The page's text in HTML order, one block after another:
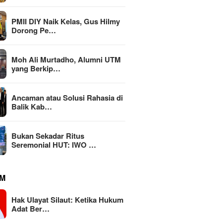
atau Solusi
di Balik Kabinet
MBG Dinilai Jadi Penggerak
PMII DIY Naik Kelas, Gus Hilmy
Dorong Pe…
Moh Ali Murtadho, Alumni UTM
yang Berkip…
Ancaman atau Solusi Rahasia di
Balik Kab…
Bukan Sekadar Ritus
Seremonial HUT: IWO …
Hak Ulayat Silaut: Ketika Hukum
Adat Ber…